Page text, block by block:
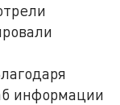
информации